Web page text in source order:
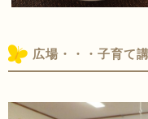
広場・・・子育て